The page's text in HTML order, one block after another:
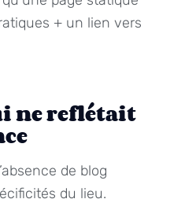
+ un lien vers
ne reflétait
de blog
du lieu.